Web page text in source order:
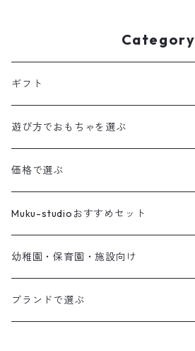
Category
ギフト
遊び方でおもちゃを選ぶ
積み木
音が鳴るおもちゃ
指先を使うおもちゃ
ころがして遊ぶおもちゃ
価格で選ぶ
１〜１,０００円
１,００１〜２,０００円
２,００１〜３,０００円
Muku-studioおすすめセット
幼稚園・保育園・施設向け
ブランドで選ぶ